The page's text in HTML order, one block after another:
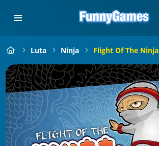
Luta Ninja Flight Of The Ninja